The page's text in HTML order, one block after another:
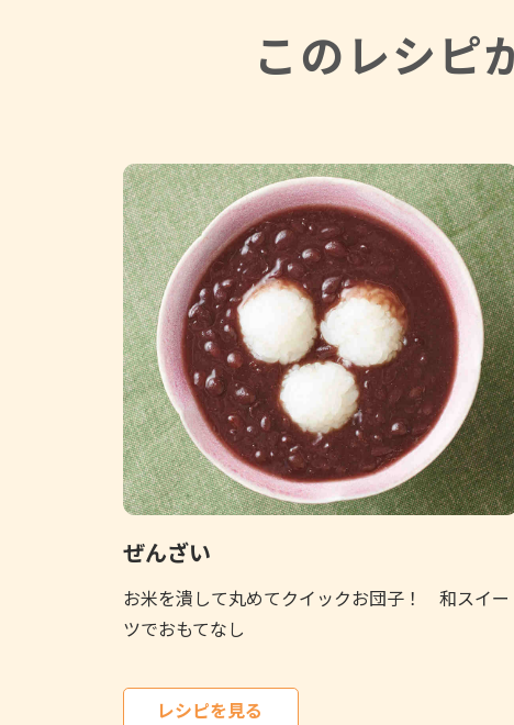
このレシピ
ぜんざい
お米を潰して丸めてクイックお団子！ 和スイー
ツでおもてなし
レシピを見る